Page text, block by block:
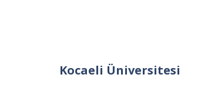
Kocaeli Üniversitesi